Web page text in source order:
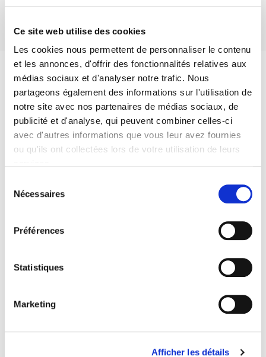
Ce site web utilise des cookies
Les cookies nous permettent de personnaliser le contenu
et les annonces, d'offrir des fonctionnalités relatives aux
médias sociaux et d'analyser notre trafic. Nous
partageons également des informations sur l'utilisation de
notre site avec nos partenaires de médias sociaux, de
publicité et d'analyse, qui peuvent combiner celles-ci
avec d'autres informations que vous leur avez fournies
ou qu'ils ont collectées lors de votre utilisation de leurs
Nécessaires
Préférences
Statistiques
Marketing
Afficher les détails
Spécifications
Formats
Spécifications
Presses de Sciences Po
Editions de Santé
Collection
Langue